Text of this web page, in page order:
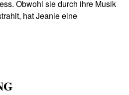
Obwohl sie durch ihre Musik
hat Jeanie eine